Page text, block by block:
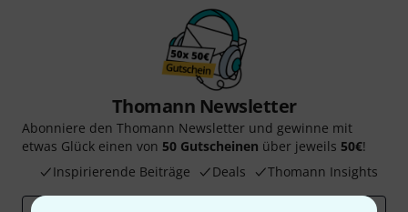
Thomann Newsletter
Abonniere den Thomann Newsletter und gewinne mit
etwas Glück einen von 50 Gutscheinen über jeweils 50€!
Inspirierende Beiträge
Deals Thomann Insights